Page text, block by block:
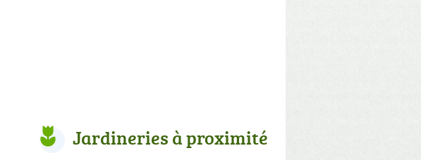
Jardineries à proximité